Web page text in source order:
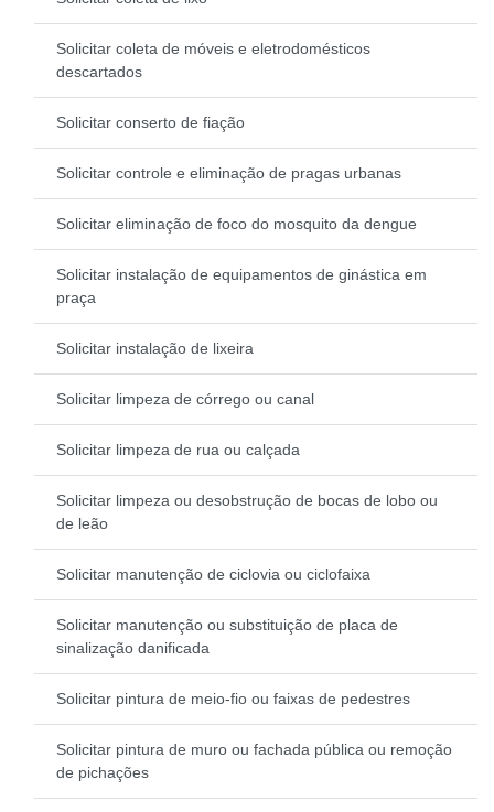
Solicitar coleta de móveis e eletrodomésticos
descartados
Solicitar conserto de fiação
Solicitar controle e eliminação de pragas urbanas
Solicitar eliminação de foco do mosquito da dengue
Solicitar instalação de equipamentos de ginástica em
praça
Solicitar instalação de lixeira
Solicitar limpeza de córrego ou canal
Solicitar limpeza de rua ou calçada
Solicitar limpeza ou desobstrução de bocas de lobo ou
de leão
Solicitar manutenção de ciclovia ou ciclofaixa
Solicitar manutenção ou substituição de placa de
sinalização danificada
Solicitar pintura de meio-fio ou faixas de pedestres
Solicitar pintura de muro ou fachada pública ou remoção
de pichações